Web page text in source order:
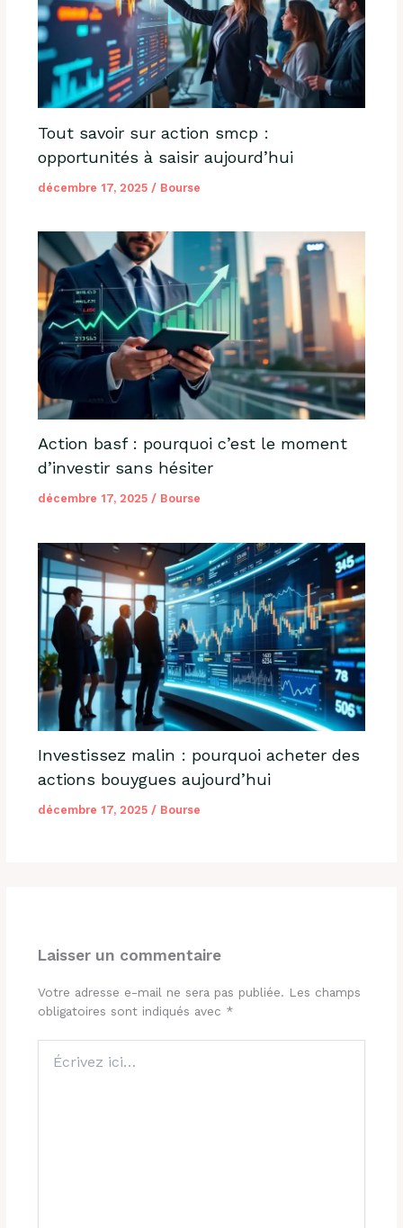
Tout savoir sur action smcp :
opportunités à saisir aujourd’hui
décembre 17, 2025 / Bourse
Action basf : pourquoi c’est le moment
d’investir sans hésiter
décembre 17, 2025 / Bourse
Investissez malin : pourquoi acheter des
actions bouygues aujourd’hui
décembre 17, 2025 / Bourse
Laisser un commentaire
Votre adresse e-mail ne sera pas publiée. Les champs
obligatoires sont indiqués avec *
ici…